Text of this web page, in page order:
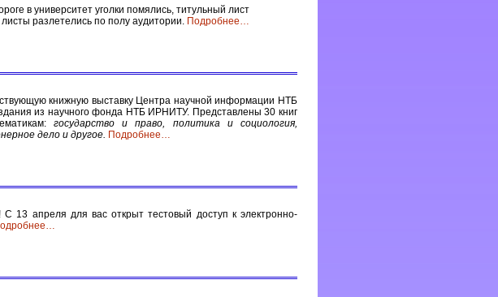
в университет уголки помялись, титульный лист
разлетелись по полу аудитории. Подробнее…
книжную выставку Центра научной информации НТБ
из научного фонда НТБ ИРНИТУ. Представлены 30 книг
государство и право, политика и социология,
дело и другое. Подробнее…
13 апреля для вас открыт тестовый доступ к электронно-
…